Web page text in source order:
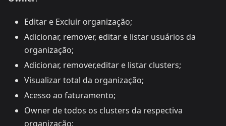
Editar e Excluir organização;
Adicionar, remover, editar e listar usuários da
organização;
Adicionar, remover,editar e listar clusters;
Visualizar total da organização;
Acesso ao faturamento;
Owner de todos os clusters da respectiva
organização;